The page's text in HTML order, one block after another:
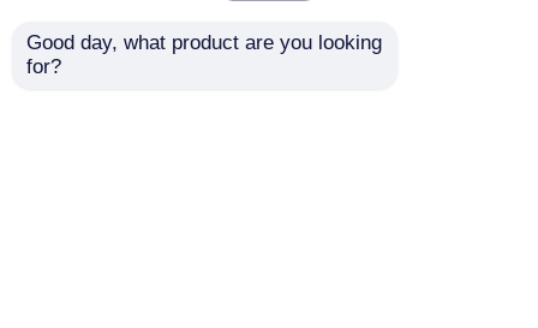
Good day, what product are you looking
for?